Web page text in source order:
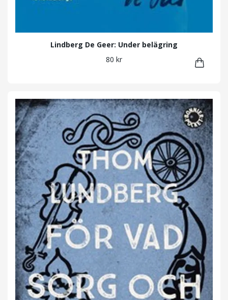
Lindberg De Geer: Under belägring
80 kr